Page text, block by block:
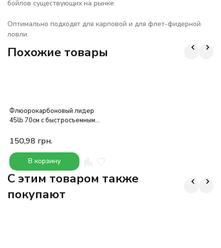
бойлов существующих на рынке.
Оптимально подходят для карповой и для флет-фидерной
ловли.
Похожие товары
Флюорокарбоновый лидер
45lb 70см с быстросъемным
150,98 грн.
В корзину
C этим товаром также
покупают